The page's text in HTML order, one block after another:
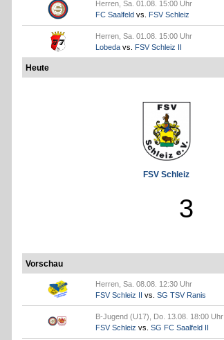
Herren, Sa. 01.08. 15:00 Uhr
FC Saalfeld vs. FSV Schleiz
Herren, Sa. 01.08. 15:00 Uhr
Lobeda vs. FSV Schleiz II
Heute
FSV Schleiz
3
Vorschau
Herren, Sa. 08.08. 12:30 Uhr
FSV Schleiz II
vs. SG TSV Ranis
B-Jugend (U17), Do. 13.08. 18:00 Uhr
FSV Schleiz vs. SG FC Saalfeld II